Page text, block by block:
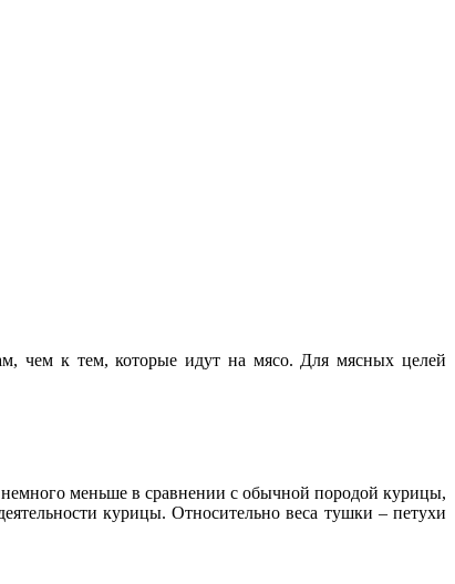
чем к тем, которые идут на мясо. Для мясных целей
меньше в сравнении с обычной породой курицы,
курицы. Относительно веса тушки – петухи